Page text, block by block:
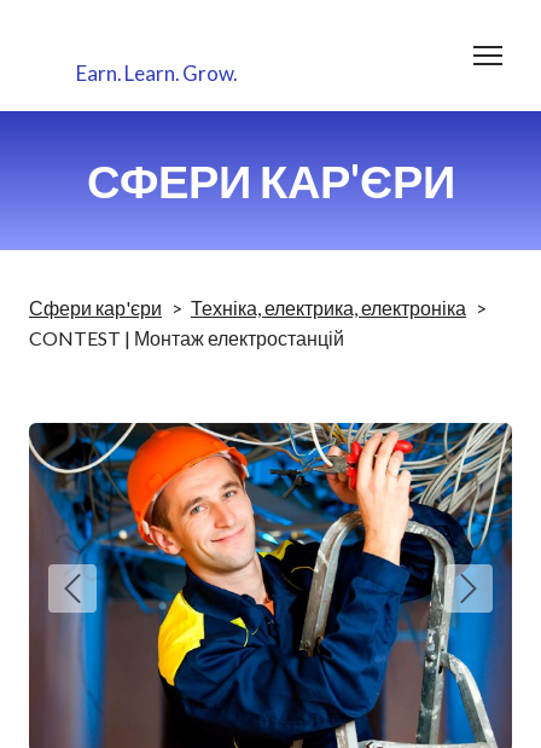
Earn.Learn.Grow.
СФЕРИ КАР'ЄРИ
Сфери кар'єри
Техніка, електрика, електроніка
CONTEST | Монтаж електростанцій